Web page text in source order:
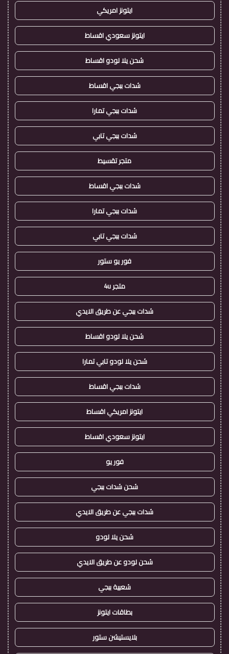
ايتونز امريكي
ايتونز سعودي اقساط
شحن يلا لودو اقساط
شدات ببجي اقساط
شدات ببجي تمارا
شدات ببجي تابي
متجر تقسيط
شدات ببجي اقساط
شدات ببجي تمارا
شدات ببجي تابي
فور يو ستور
متجر 4u
شدات ببجي عن طريق الايدي
شحن يلا لودو اقساط
شحن يلا لودو تابي تمارا
شدات ببجي اقساط
ايتونز امريكي اقساط
ايتونز سعودي اقساط
فور يو
شحن شدات ببجي
شدات ببجي عن طريق الايدي
شحن يلا لودو
شحن لودو عن طريق الايدي
شعبية ببجي
بطاقات ايتونز
بلايستيشن ستور